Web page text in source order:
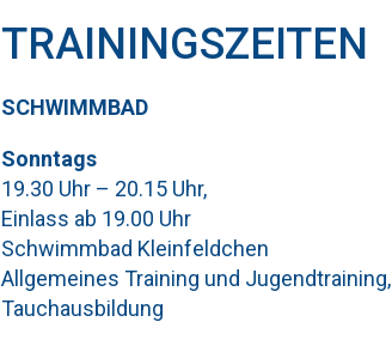
TRAININGSZEITEN
SCHWIMMBAD
Sonntags
19.30 Uhr – 20.15 Uhr,
Einlass ab 19.00 Uhr
Schwimmbad Kleinfeldchen
Allgemeines Training und Jugendtraining,
Tauchausbildung